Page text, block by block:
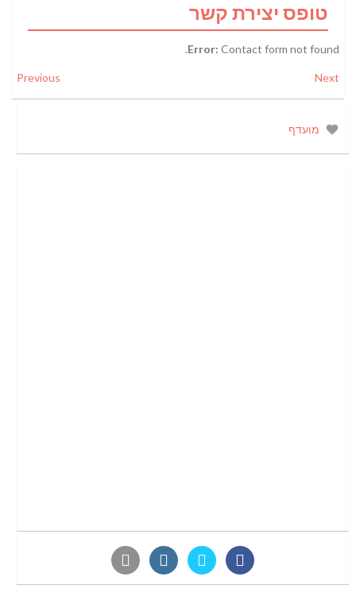
טופס יצירת קשר
Error: Contact form not found.
Previous Next
מועדף